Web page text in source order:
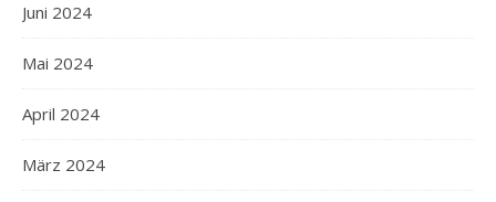
Juni 2024
Mai 2024
April 2024
März 2024